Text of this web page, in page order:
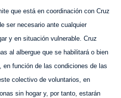
que está en coordinación con Cruz
ser necesario ante cualquier
y en situación vulnerable. Cruz
al albergue que se habilitará o bien
en función de las condiciones de las
colectivo de voluntarios, en
sin hogar y, por tanto, estarán